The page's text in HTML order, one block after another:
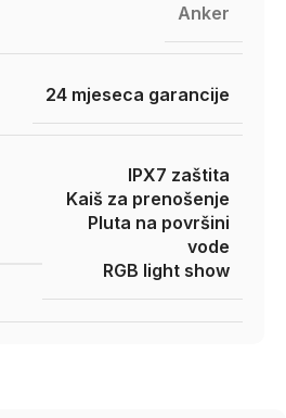
Anker
24 mjeseca garancije
IPX7 zaštita
Kaiš za prenošenje
Pluta na površini
vode
RGB light show